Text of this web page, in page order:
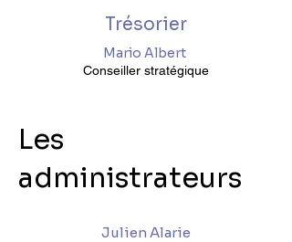
Trésorier
Mario Albert
Conseiller stratégique
Les
administrateurs​
Julien Alarie